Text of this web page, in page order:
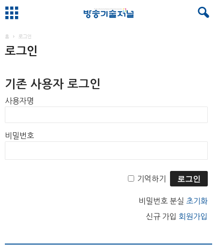
홈 로그인
로그인
기존 사용자 로그인
사용자명
비밀번호
기억하기
비밀번호 분실 초기화
신규 가입 회원가입